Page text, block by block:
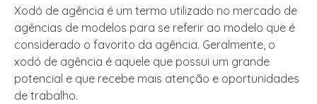
Xodó de agência é um termo utilizado no mercado de
agências de modelos para se referir ao modelo que é
considerado o favorito da agência. Geralmente, o
xodó de agência é aquele que possui um grande
potencial e que recebe mais atenção e oportunidades
de trabalho.